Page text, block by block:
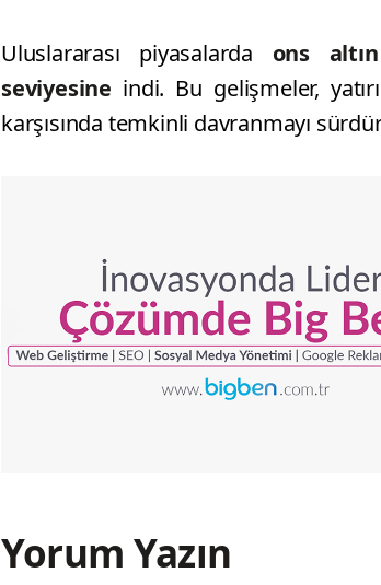
Uluslararası piyasalarda ons
seviyesine indi. Bu gelişmeler,
karşısında temkinli davranmayı
Yorum Yazın